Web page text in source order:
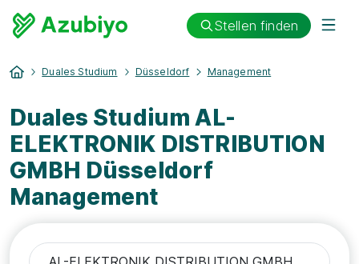
Stellen finden
Duales Studium Düsseldorf Management
Duales Studium AL-
ELEKTRONIK DISTRIBUTION
GMBH Düsseldorf
Management